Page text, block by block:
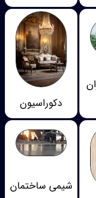
دکوراسیون
شیمی ساختمان